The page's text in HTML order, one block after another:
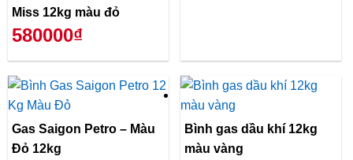
Miss 12kg màu đỏ
580000₫
Gas Saigon Petro – Màu
Đỏ 12kg
Bình gas dầu khí 12kg
màu vàng